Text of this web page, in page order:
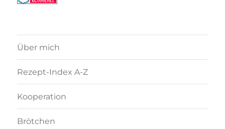
Über mich
Rezept-Index A-Z
Kooperation
Brötchen